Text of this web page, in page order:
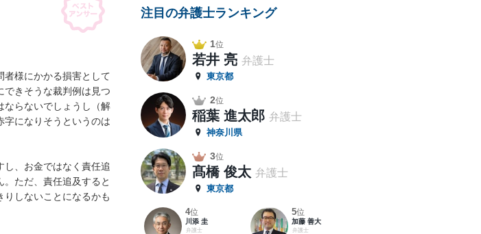
者様にかかる損害として
できそうな裁判例は見つ
ならないでしょうし（解
字になりそうというのは
、お金ではなく責任追
ただ、責任追及すると
りしないことになるかも
注目の弁護士ランキング
1位
若井 亮 弁護士
東京都
2位
稲葉 進太郎 弁護士
神奈川県
3位
髙橋 俊太 弁護士
東京都
4位
川添 圭
弁護士
5位
加藤 善大
弁護士